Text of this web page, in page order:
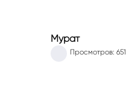
Мурат
Просмотров: 651